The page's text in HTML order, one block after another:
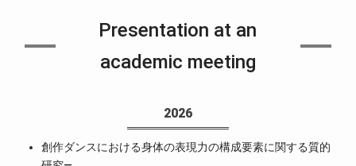
Presentation at an
academic meeting
2026
創作ダンスにおける身体の表現力の構成要素に関する質的